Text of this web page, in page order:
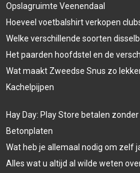
Opslagruimte Veenendaal
Hoeveel voetbalshirt verkopen
Welke verschillende soorten
Het paarden hoofdstel en de
Wat maakt Zweedse Snus zo
Kachelpijpen
Hay Day: Play Store betalen
Betonplaten
Wat heb je allemaal nodig om zelf
Alles wat u altijd al wilde weten